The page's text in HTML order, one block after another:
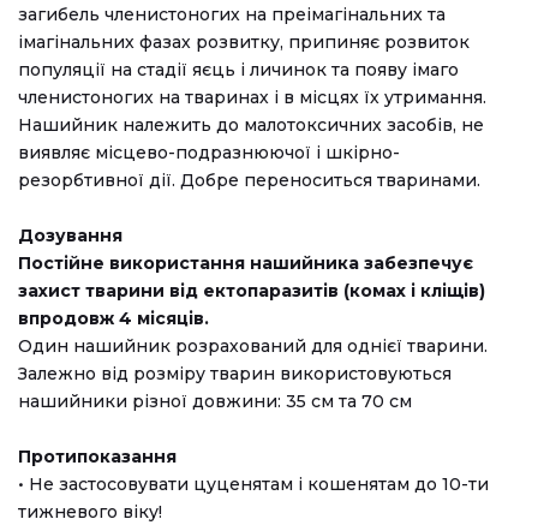
загибель членистоногих на преімагінальних та
імагінальних фазах розвитку, припиняє розвиток
популяції на стадії яєць і личинок та появу імаго
членистоногих на тваринах і в місцях їх утримання.
Нашийник належить до малотоксичних засобів, не
виявляє місцево-подразнюючої і шкірно-
резорбтивної дії. Добре переноситься тваринами.
Дозування
Постійне використання нашийника забезпечує
захист тварини від ектопаразитів (комах і кліщів)
впродовж 4 місяців.
Один нашийник розрахований для однієї тварини.
Залежно від розміру тварин використовуються
нашийники різної довжини: 35 см та 70 см
Протипоказання
• Не застосовувати цуценятам і кошенятам до 10-ти
тижневого віку!